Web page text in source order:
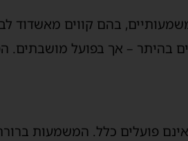
משמעותיים, בהם קווים מאשדוד
בהיתר – אך בפועל מושבתים.
לפעול בשבת – אינם פועלים כלל. המשמעות